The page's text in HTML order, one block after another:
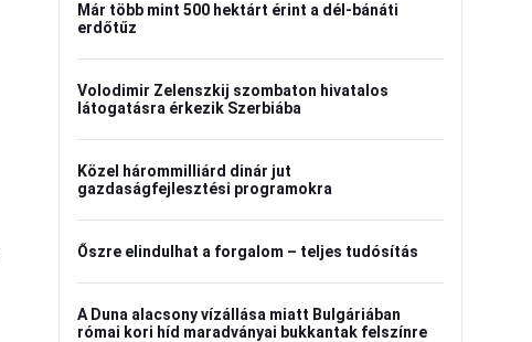
Már több mint 500 hektárt érint a dél-bánáti
erdőtűz
Volodimir Zelenszkij szombaton hivatalos
látogatásra érkezik Szerbiába
Közel hárommilliárd dinár jut
gazdaságfejlesztési programokra
Őszre elindulhat a forgalom – teljes tudósítás
A Duna alacsony vízállása miatt Bulgáriában
római kori híd maradványai bukkantak felszínre